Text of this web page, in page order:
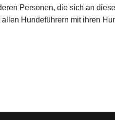
Personen, die sich an
allen Hundeführern mit ihren